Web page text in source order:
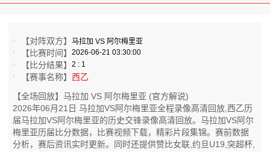
【对阵双方】马拉加 VS 阿尔梅里亚
【比赛时间】2026-06-21 03:30:00
【比分结果】2 : 1
【赛事名称】西乙
【全场回放】马拉加 VS 阿尔梅里亚 (官方解说)
2026年06月21日 马拉加VS阿尔梅里亚全程录像高清回放,西乙历
届马拉加VS阿尔梅里亚的历史交锋录像高清回放。马拉加VS阿尔
梅里亚历届比分数据，比赛视频下载，精彩片段集锦。赛前数据
分析，赛后资讯实时更新。同时还提供赞比女联,约旦U19,突超杯,